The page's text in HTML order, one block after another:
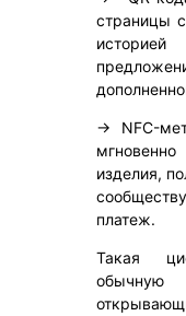
страницы
→ NFC-
мгновенно
изделия,
платеж.
Такая